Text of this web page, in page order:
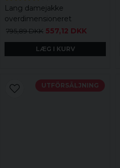
Lang damejakke
overdimensioneret
795,89 DKK 557,12 DKK
LÆG I KURV
UTFÖRSÄLJNING